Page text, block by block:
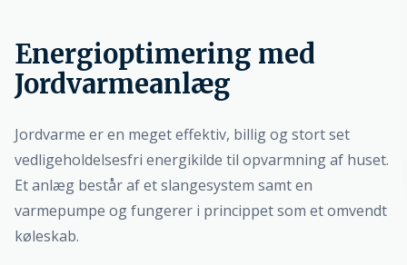
Energioptimering med
Jordvarmeanlæg
Jordvarme er en meget effektiv, billig og stort set
vedligeholdelsesfri energikilde til opvarmning af huset.
Et anlæg består af et slangesystem samt en
varmepumpe og fungerer i princippet som et omvendt
køleskab.